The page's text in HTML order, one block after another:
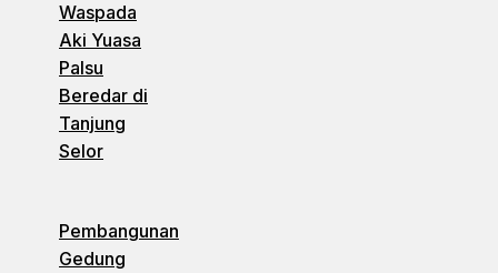
Waspada
Aki Yuasa
Palsu
Beredar di
Tanjung
Selor
Pembangunan
Gedung